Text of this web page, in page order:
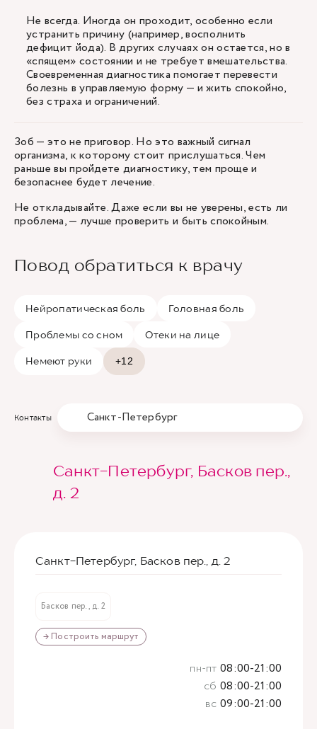
Не всегда. Иногда он проходит, особенно если
устранить причину (например, восполнить
дефицит йода). В других случаях он остается, но в
«спящем» состоянии и не требует вмешательства.
Своевременная диагностика помогает перевести
болезнь в управляемую форму — и жить спокойно,
без страха и ограничений.
Зоб — это не приговор. Но это важный сигнал
организма, к которому стоит прислушаться. Чем
раньше вы пройдете диагностику, тем проще и
безопаснее будет лечение.
Не откладывайте. Даже если вы не уверены, есть ли
проблема, — лучше проверить и быть спокойным.
Повод обратиться к врачу
Нейропатическая боль Головная боль
Проблемы со сном Отеки на лице
Немеют руки +12
Контакты Санкт-Петербург
Санкт-Петербург, Басков пер.,
д. 2
Санкт-Петербург, Басков пер., д. 2
Басков пер., д. 2
→ Построить маршрут
пн-пт 08:00-21:00
сб 08:00-21:00
вс 09:00-21:00